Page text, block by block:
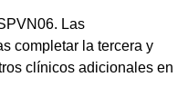
Las
completar la tercera y
clínicos adicionales en